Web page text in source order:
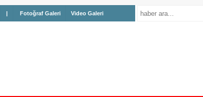
| Fotoğraf Galeri Video Galeri